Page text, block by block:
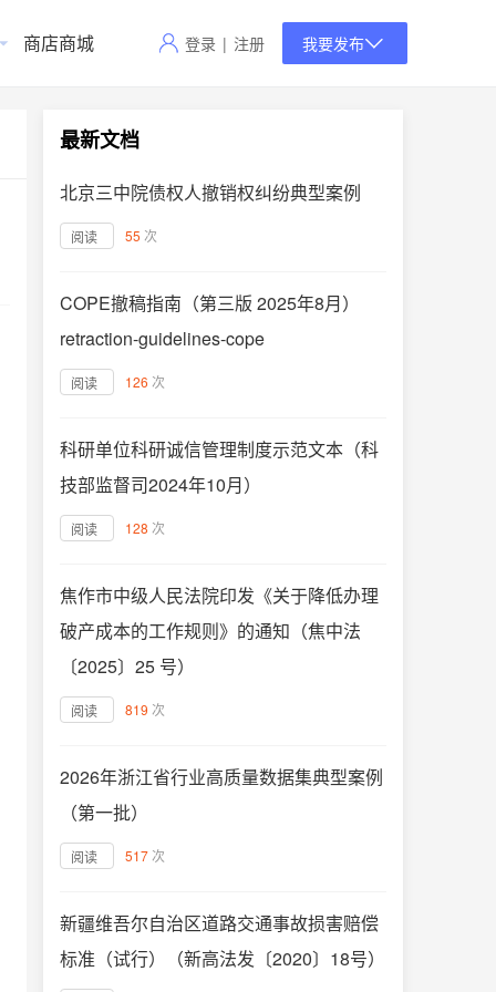
商店商城 登录 | 注册 我要发布
最新文档
北京三中院债权人撤销权纠纷典型案例
阅读 55 次
COPE撤稿指南（第三版 2025年8月）
retraction-guidelines-cope
阅读 126 次
科研单位科研诚信管理制度示范文本（科
技部监督司2024年10月）
阅读 128 次
焦作市中级人民法院印发《关于降低办理
破产成本的工作规则》的通知（焦中法
〔2025〕25 号）
阅读 819 次
2026年浙江省行业高质量数据集典型案例
（第一批）
阅读 517次
新疆维吾尔自治区道路交通事故损害赔偿
标准（试行）（新高法发〔2020〕18号）